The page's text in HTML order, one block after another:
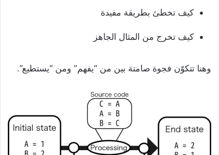
كيف تخطئ بطريقة مفيدة
كيف تخرج من المثال الجاهز
وهنا تتكوّن فجوة صامتة بين من “يفهم” ومن “يستطيع”.